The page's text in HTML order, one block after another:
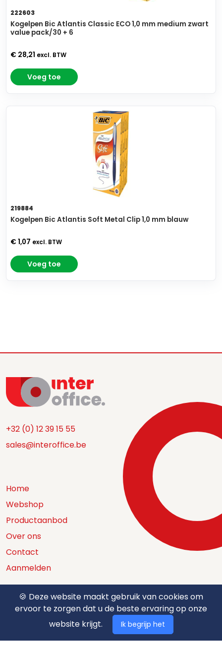
222603
Kogelpen Bic Atlantis Classic ECO 1,0 mm medium zwart
value pack/30 + 6
€ 28,21 excl. BTW
Voeg toe
219884
Kogelpen Bic Atlantis Soft Metal Clip 1,0 mm blauw
€ 1,07 excl. BTW
Voeg toe
+32 (0) 12 39 15 55
sales@interoffice.be
Home
Webshop
Productaanbod
Over ons
Contact
Aanmelden
Catalogus
Nuttige documenten
Privacy policy
🍪 Deze website maakt gebruik van cookies om
ervoor te zorgen dat u de beste ervaring op onze
website krijgt.
Ik begrijp het